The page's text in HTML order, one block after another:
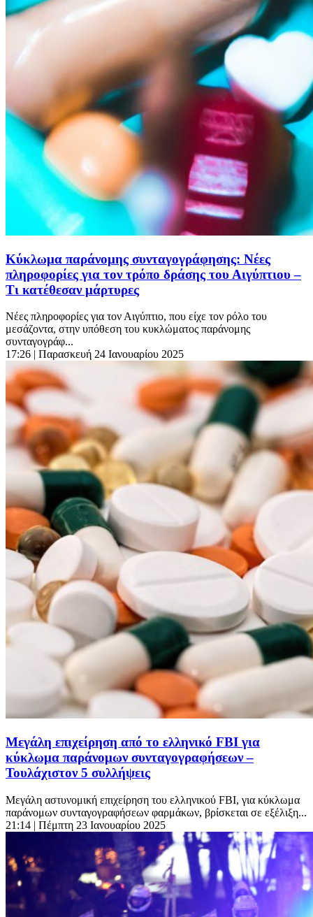
Κύκλωμα παράνομης συνταγογράφησης: Nέες
πληροφορίες για τον τρόπο δράσης του Αιγύπτιου –
Τι κατέθεσαν μάρτυρες
Νέες πληροφορίες για τον Αιγύπτιο, που είχε τον ρόλο του
μεσάζοντα, στην υπόθεση του κυκλώματος παράνομης
συνταγογράφ...
17:26 | Παρασκευή 24 Ιανουαρίου 2025
Μεγάλη επιχείρηση από το ελληνικό FBI για
κύκλωμα παράνομων συνταγογραφήσεων –
Τουλάχιστον 5 συλλήψεις
Μεγάλη αστυνομική επιχείρηση του ελληνικού FBI, για κύκλωμα
παράνομων συνταγογραφήσεων φαρμάκων, βρίσκεται σε εξέλιξη...
21:14 | Πέμπτη 23 Ιανουαρίου 2025